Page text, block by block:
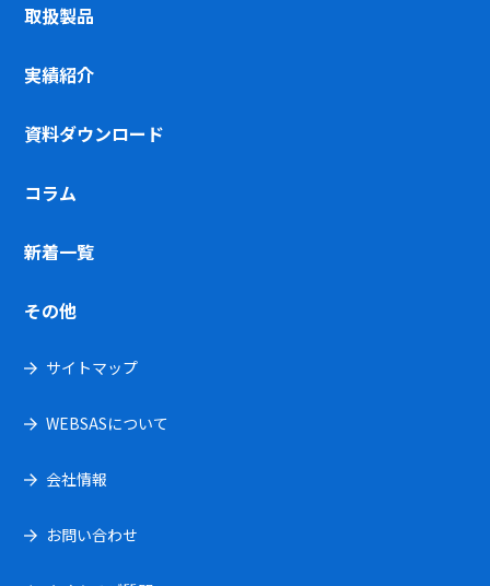
取扱製品
実績紹介
資料ダウンロード
コラム
新着一覧
その他
サイトマップ
WEBSASについて
会社情報
お問い合わせ